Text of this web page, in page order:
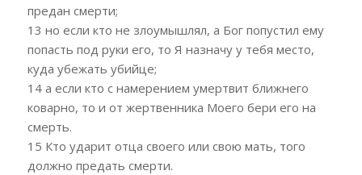
предан смерти;
13 но если кто не злоумышлял, а Бог попустил ему
попасть под руки его, то Я назначу у тебя место,
куда убежать убийце;
14 а если кто с намерением умертвит ближнего
коварно, то и от жертвенника Моего бери его на
смерть.
15 Кто ударит отца своего или свою мать, того
должно предать смерти.